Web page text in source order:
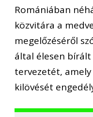
Romániában
közvitára a
megelőzéséről
által élesen
tervezetét,
kilövését